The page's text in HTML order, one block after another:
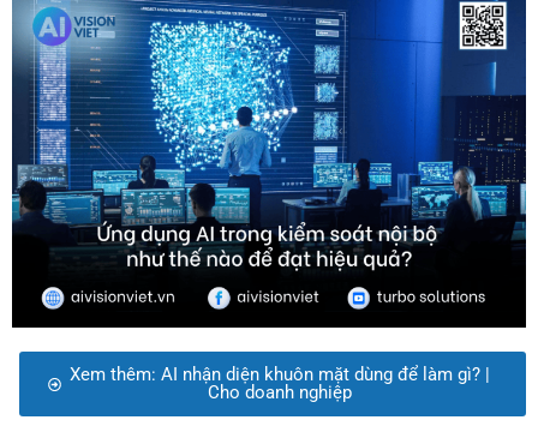
Xem thêm: AI nhận diện khuôn mặt dùng để làm gì? |
Cho doanh nghiệp